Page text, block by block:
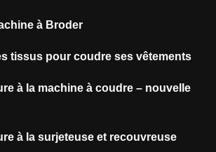
à Broder
tissus pour coudre ses vêtements
à la machine à coudre – nouvelle
à la surjeteuse et recouvreuse